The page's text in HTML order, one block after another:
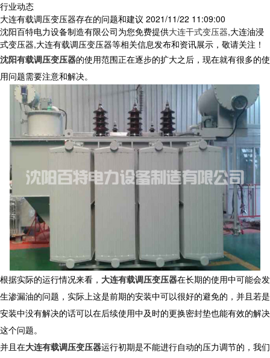
行业动态
大连有载调压变压器存在的问题和建议 2021/11/22 11:09:00
沈阳百特电力设备制造有限公司为您免费提供大连干式变压器,大连油浸
式变压器,大连有载调压变压器等相关信息发布和资讯展示，敬请关注！
沈阳有载调压变压器的使用范围正在逐步的扩大之后，现在就有很多的使
用问题需要注意和解决。
根据实际的运行情况来看， 大连有载调压变压器在长期的使用中可能会发
生渗漏油的问题，实际上这是前期的安装中可以很好的避免的，并且若是
安装中没有解决的话可以在后续使用中及时的更换密封垫也能有效的解决
这个问题。
并且在大连有载调压变压器运行初期是不能进行自动的压力调节的，我们